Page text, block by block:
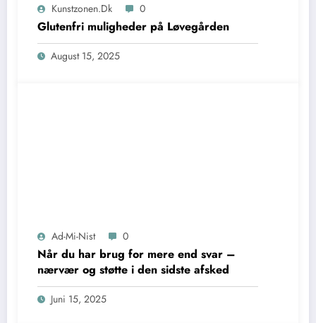
Kunstzonen.dk 0
Glutenfri muligheder på Løvegården
August 15, 2025
Ad-Mi-Nist 0
Når du har brug for mere end svar –
nærvær og støtte i den sidste afsked
Juni 15, 2025